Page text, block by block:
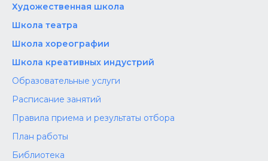
Художественная школа
Школа‌‌‌‌ театра
Школа хореографии
Школа креативных индустрий
Образовательные услуги
Расписание занятий
Правила приема и результаты отбора
План работы
Библиотека